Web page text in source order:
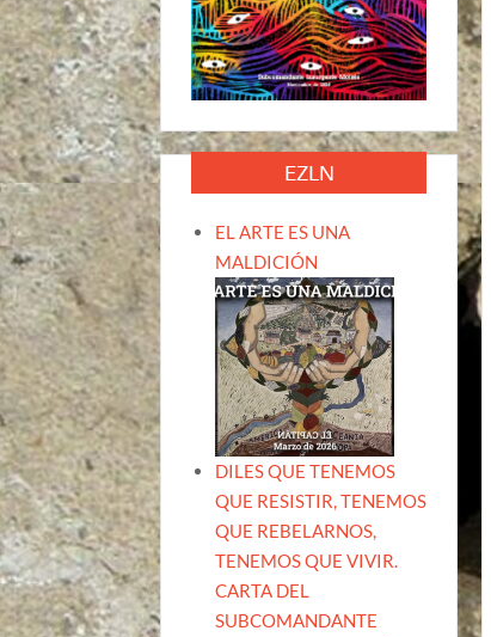
EZLN
EL ARTE ES UNA
MALDICIÓN
DILES QUE TENEMOS
QUE RESISTIR, TENEMOS
QUE REBELARNOS,
TENEMOS QUE VIVIR.
CARTA DEL
SUBCOMANDANTE